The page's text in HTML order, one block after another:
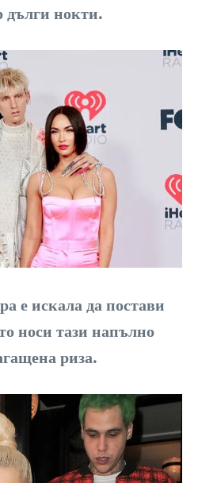
дълги нокти.
е искала да постави
носи тази напълно
риза.